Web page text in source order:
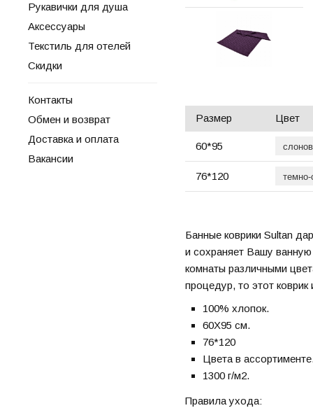
Рукавички для душа
Аксессуары
Текстиль для отелей
Скидки
Контакты
Обмен и возврат
Доставка и оплата
Вакансии
Размер Цвет
60*95
76*120
Банные коврики Sultan
и сохраняет Вашу
комнаты различными
процедур, то этот
100% хлопок.
60X95 см.
76*120
Цвета в
1300 г/м2.
Правила ухода: